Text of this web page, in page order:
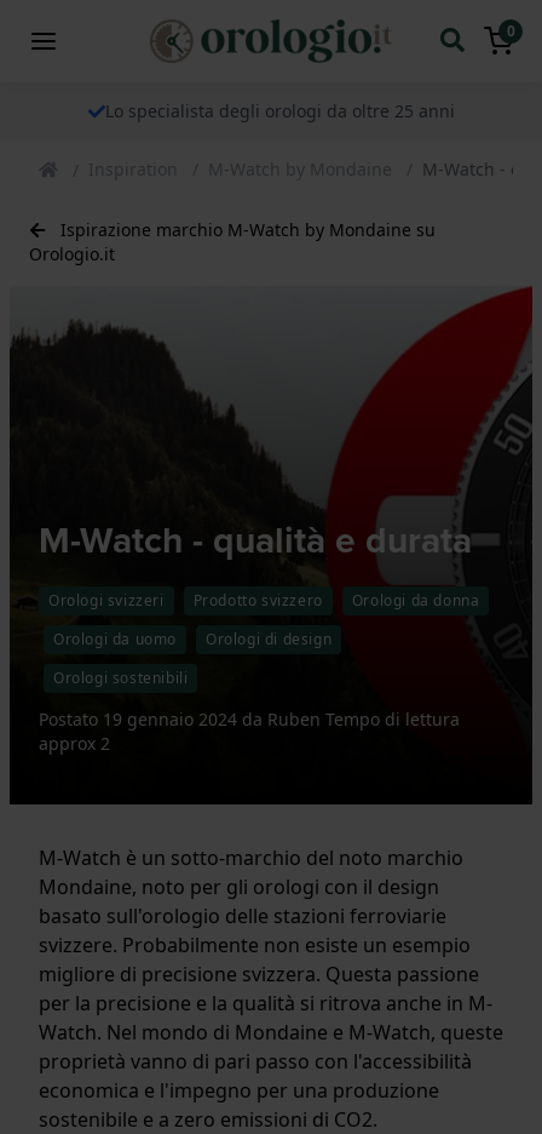
0
Lo specialista degli orologi da oltre 25 anni
Inspiration M-Watch by Mondaine M-Watch -
Ispirazione marchio M-Watch by Mondaine su
Orologio.it
M-Watch - qualità e durata
Orologi svizzeri Prodotto svizzero
Orologi da donna
Orologi da uomo
Orologi di design
Orologi sostenibili
Postato 19 gennaio 2024 da Ruben Tempo di lettura
approx 2
M-Watch è un sotto-marchio del noto marchio
Mondaine, noto per gli orologi con il design
basato sull'orologio delle stazioni ferroviarie
svizzere. Probabilmente non esiste un esempio
migliore di precisione svizzera. Questa passione
per la precisione e la qualità si ritrova anche in M-
Watch. Nel mondo di Mondaine e M-Watch, queste
proprietà vanno di pari passo con l'accessibilità
economica e l'impegno per una produzione
sostenibile e a zero emissioni di CO2.